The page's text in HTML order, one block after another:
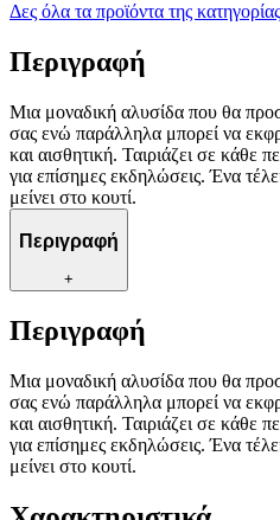
Δες όλα τα προϊόντα της κατηγορίας
Περιγραφή
Μια μοναδική αλυσίδα που θα
σας ενώ παράλληλα μπορεί να
και αισθητική. Ταιριάζει σε κάθε
για επίσημες εκδηλώσεις. Ένα
μείνει στο κουτί.
Περιγραφή
+
Περιγραφή
Μια μοναδική αλυσίδα που θα
σας ενώ παράλληλα μπορεί να
και αισθητική. Ταιριάζει σε κάθε
για επίσημες εκδηλώσεις. Ένα
μείνει στο κουτί.